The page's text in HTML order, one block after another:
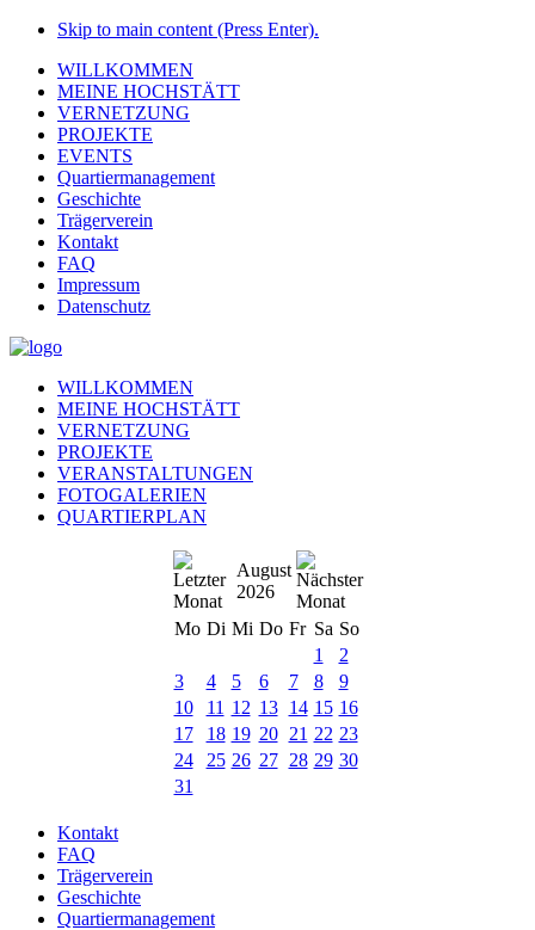
Skip to main content (Press Enter).
WILLKOMMEN
MEINE HOCHSTÄTT
VERNETZUNG
PROJEKTE
EVENTS
Quartiermanagement
Geschichte
Trägerverein
Kontakt
FAQ
Impressum
Datenschutz
WILLKOMMEN
MEINE HOCHSTÄTT
VERNETZUNG
PROJEKTE
VERANSTALTUNGEN
FOTOGALERIEN
QUARTIERPLAN
August
2026
Mo Di Mi Do Fr Sa So
1
2
3
4 5 6 7 8
9
10
11 12 13 14 15 16
17
18 19 20 21 22 23
24
25 26 27 28 29 30
31
Kontakt
FAQ
Trägerverein
Geschichte
Quartiermanagement